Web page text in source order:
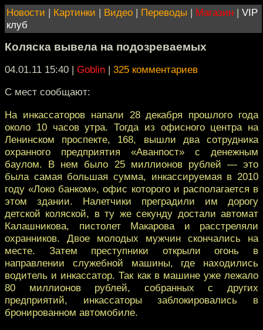
Новости | Картинки | Видео | Переводы | Магазин | VIP
клуб
Коляска вывела на подозреваемых
04.01.11 15:40 | Goblin | 325 комментариев
С мест сообщают:
На инкассаторов напали 28 декабря прошлого года
около 10 часов утра. Тогда из офисного центра на
Ленинском проспекте, 168, вышли два сотрудника
охранного предприятия «Аванпост» с денежным
баулом. В нем было 25 миллионов рублей — это
была самая большая сумма, инкассируемая в 2010
году «Локо банком», офис которого и располагается в
этом здании. Налетчики преградили им дорогу
детской коляской, в ту же секунду достали автомат
Калашникова, пистолет Макарова и расстреляли
охранников. Двое молодых мужчин скончались на
месте. Затем преступники открыли огонь в
направлении служебной машины, где находились
водитель и инкассатор. Так как в машине уже лежало
80 миллионов рублей, собранных с других
предприятий, инкассаторы заблокировались в
бронированном автомобиле.